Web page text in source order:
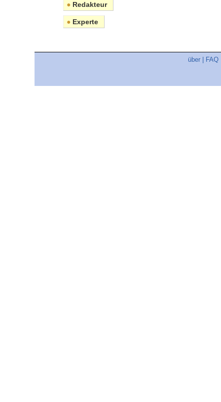
● Redakteur
● Experte
über FAQ